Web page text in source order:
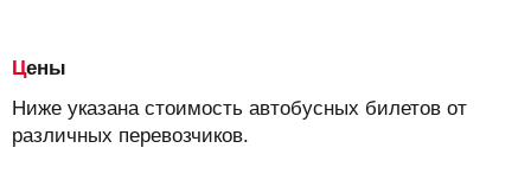
Цены
Ниже указана стоимость автобусных билетов от
различных перевозчиков.